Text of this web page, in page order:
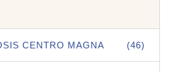
CENTRO MAGNA (46)